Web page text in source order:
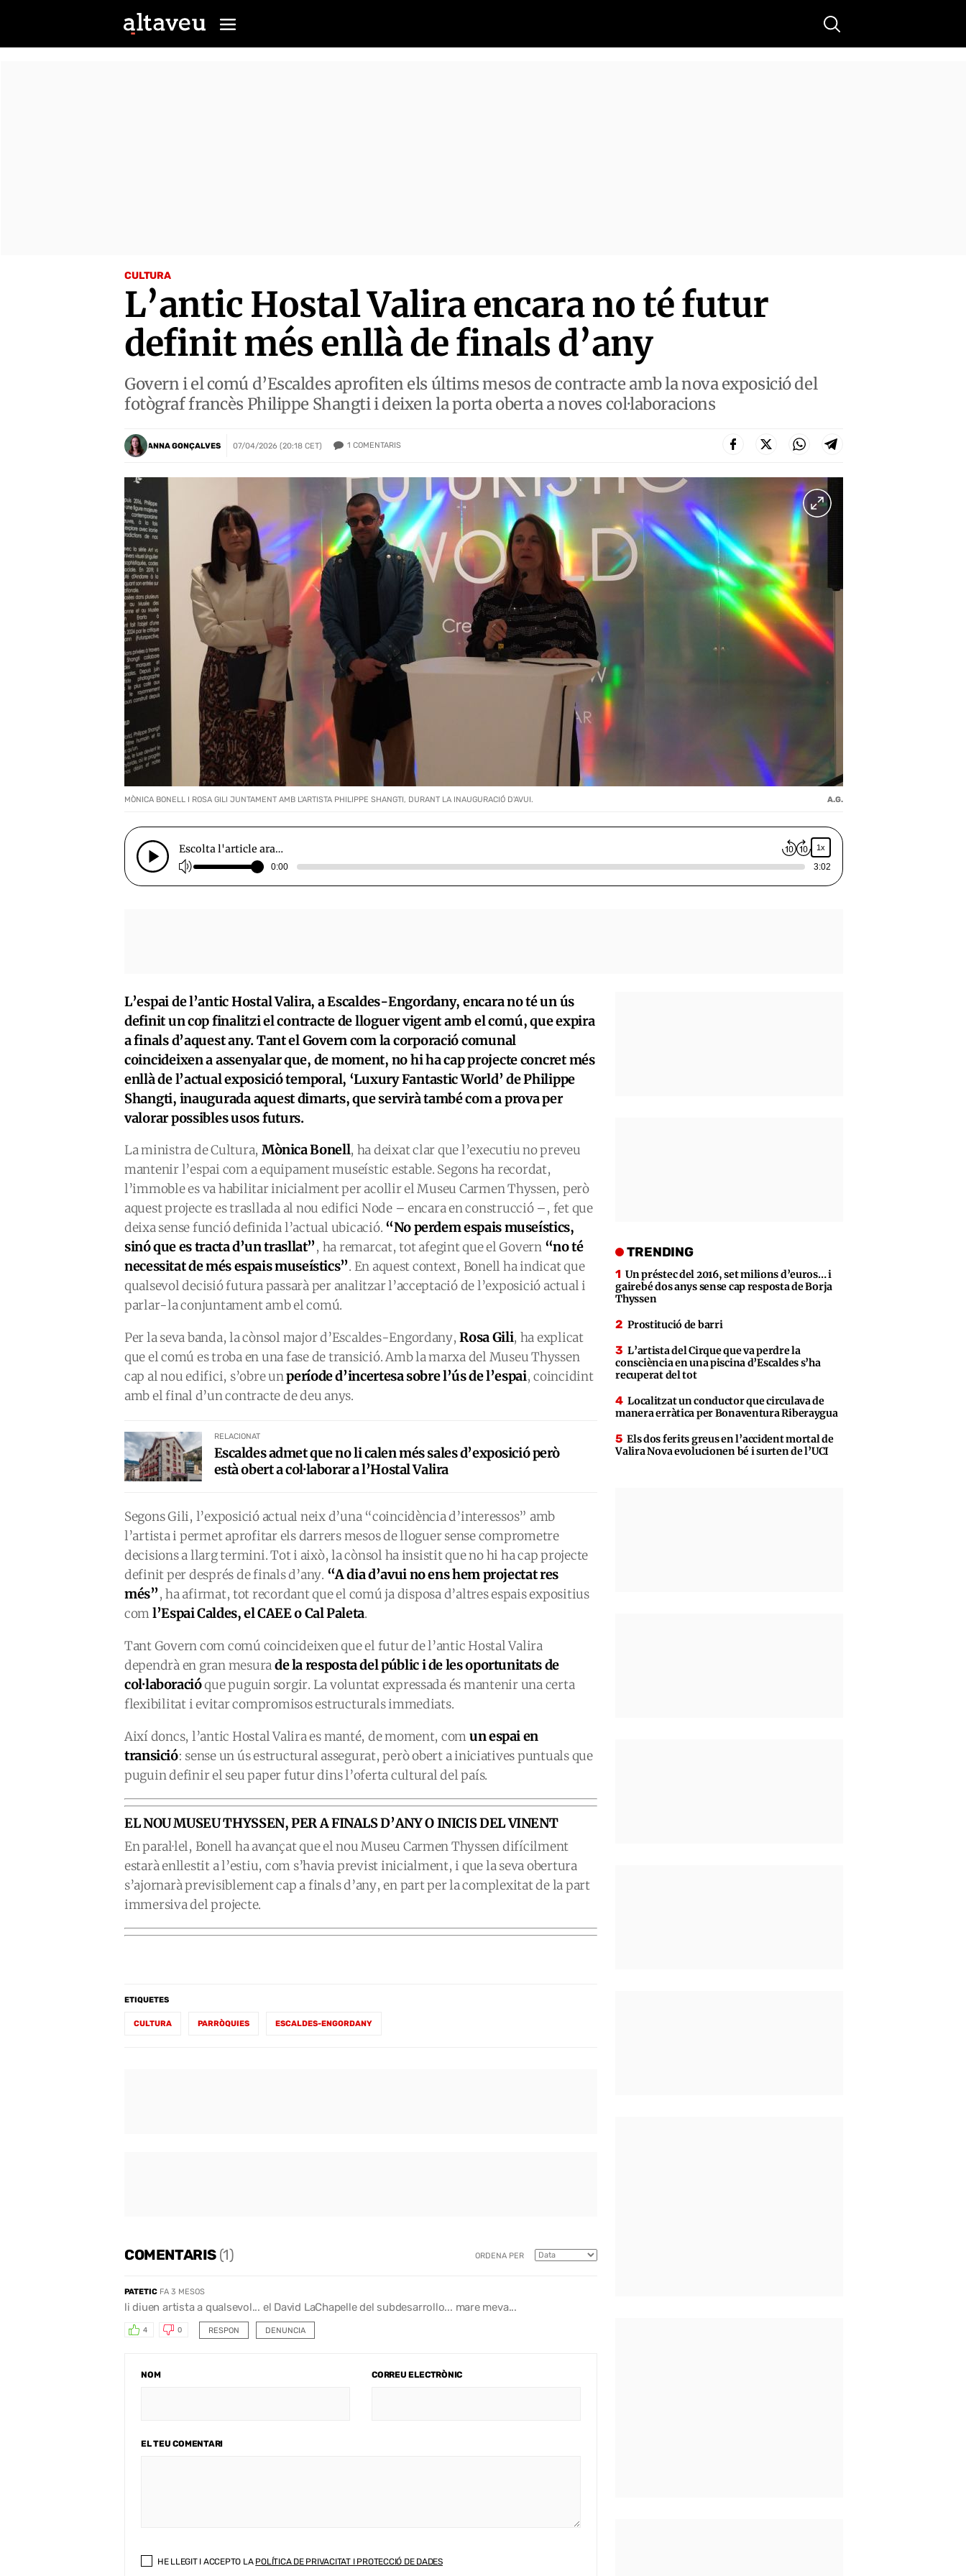
Buscar
CULTURA
L’antic Hostal Valira encara no té futur
definit més enllà de finals d’any
Govern i el comú d’Escaldes aprofiten els últims mesos de contracte amb la nova exposició del
fotògraf francès Philippe Shangti i deixen la porta oberta a noves col·laboracions
ANNA GONÇALVES 07/04/2026 (20:18 CET) 1 COMENTARIS
MÒNICA BONELL I ROSA GILI JUNTAMENT AMB L'ARTISTA PHILIPPE SHANGTI, DURANT LA INAUGURACIÓ D'AVUI. A.G.
Escolta l'article ara… 1x
0:00 3:02
L’espai de l’antic Hostal Valira, a Escaldes-Engordany, encara no té un ús
definit un cop finalitzi el contracte de lloguer vigent amb el comú, que expira
a finals d’aquest any. Tant el Govern com la corporació comunal
coincideixen a assenyalar que, de moment, no hi ha cap projecte concret més
enllà de l’actual exposició temporal, ‘Luxury Fantastic World’ de Philippe
Shangti, inaugurada aquest dimarts, que servirà també com a prova per
valorar possibles usos futurs.
La ministra de Cultura, Mònica Bonell, ha deixat clar que l’executiu no preveu
mantenir l’espai com a equipament museístic estable. Segons ha recordat,
l’immoble es va habilitar inicialment per acollir el Museu Carmen Thyssen, però
aquest projecte es trasllada al nou edifici Node – encara en construcció –, fet que
deixa sense funció definida l’actual ubicació. “No perdem espais museístics,
sinó que es tracta d’un trasllat”, ha remarcat, tot afegint que el Govern “no té
necessitat de més espais museístics”. En aquest context, Bonell ha indicat que
qualsevol decisió futura passarà per analitzar l’acceptació de l’exposició actual i
parlar-la conjuntament amb el comú.
Per la seva banda, la cònsol major d’Escaldes-Engordany,Rosa Gili, ha explicat
que el comú es troba en una fase de transició. Amb la marxa del Museu Thyssen
cap al nou edifici, s’obre unperíode d’incertesa sobre l’ús de l’espai, coincidint
amb el final d’un contracte de deu anys.
RELACIONAT
Escaldes admet que no li calen més sales d’exposició però
està obert a col·laborar a l’Hostal Valira
Segons Gili, l’exposició actual neix d’una “coincidència d’interessos” amb
l’artista i permet aprofitar els darrers mesos de lloguer sense comprometre
decisions a llarg termini. Tot i això, la cònsol ha insistit que no hi ha cap projecte
definit per després de finals d’any. “A dia d’avui no ens hem projectat res
més”, ha afirmat, tot recordant que el comú ja disposa d’altres espais expositius
coml’EspaiCaldes, el CAEEo Cal Paleta.
Tant Govern com comú coincideixen que el futur de l’antic Hostal Valira
dependrà en gran mesurade la resposta del públic i de les oportunitats de
col·laboracióque puguin sorgir. La voluntat expressada és mantenir una certa
flexibilitat i evitar compromisos estructurals immediats.
Així doncs, l’antic Hostal Valira es manté, de moment, comun espai en
transició: sense un ús estructural assegurat, però obert a iniciatives puntuals que
puguin definir el seu paper futur dins l’oferta cultural del país.
EL NOU MUSEU THYSSEN, PER A FINALS D’ANY O INICIS DEL VINENT
En paral·lel, Bonell ha avançat que el nou Museu Carmen Thyssen difícilment
estarà enllestit a l’estiu, com s’havia previst inicialment, i que la seva obertura
s’ajornarà previsiblement cap a finals d’any, en part per la complexitat de la part
immersiva del projecte.
ETIQUETES
CULTURA PARRÒQUIES ESCALDES-ENGORDANY
COMENTARIS (1) ORDENA PER
PATETIC FA 3 MESOS
li diuen artista a qualsevol... el David LaChapelle del subdesarrollo... mare meva...
RESPON
4 0 DENUNCIA
NOM CORREU ELECTRÒNIC
EL TEU COMENTARI
HE LLEGIT I ACCEPTO LA POLÍTICA DE PRIVACITAT I PROTECCIÓ DE DADES
TRENDING
Un préstec del 2016, set milions d’euros… i
gairebé dos anys sense cap resposta de Borja
Thyssen
Prostitució de barri
L’artista del Cirque que va perdre la
consciència en una piscina d’Escaldes s’ha
recuperat del tot
Localitzat un conductor que circulava de
manera erràtica per Bonaventura Riberaygua
Els dos ferits greus en l’accident mortal de
Valira Nova evolucionen bé i surten de l’UCI